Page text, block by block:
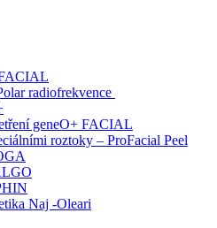
radiofrekvence
geneO+ FACIAL
roztoky – ProFacial Peel
Naj -Oleari